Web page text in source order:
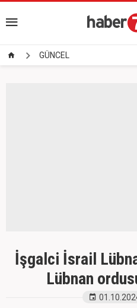
GÜNCEL
İşgalci İsrail
Lübnan